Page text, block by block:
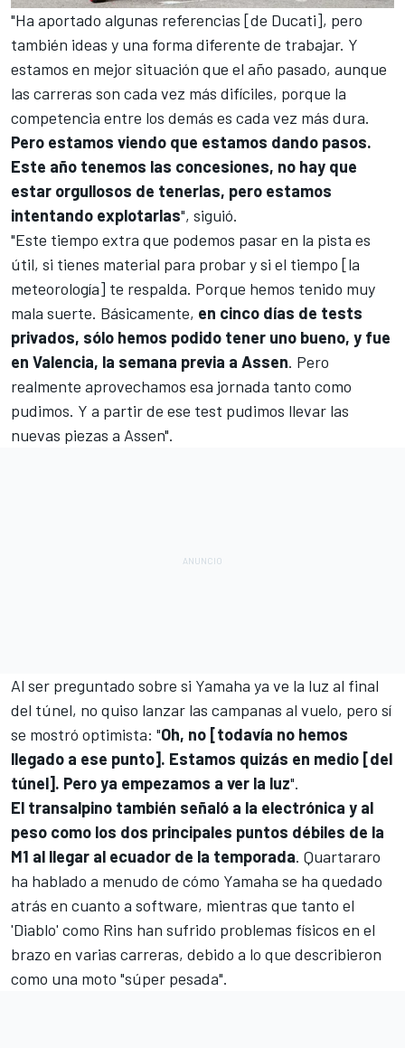
"Ha aportado algunas referencias [de Ducati], pero
también ideas y una forma diferente de trabajar. Y
estamos en mejor situación que el año pasado, aunque
las carreras son cada vez más difíciles, porque la
competencia entre los demás es cada vez más dura.
Pero estamos viendo que estamos dando pasos.
Este año tenemos las concesiones, no hay que
estar orgullosos de tenerlas, pero estamos
intentando explotarlas", siguió.
"Este tiempo extra que podemos pasar en la pista es
útil, si tienes material para probar y si el tiempo [la
meteorología] te respalda. Porque hemos tenido muy
mala suerte. Básicamente, en cinco días de tests
privados, sólo hemos podido tener uno bueno, y fue
en Valencia, la semana previa a Assen. Pero
realmente aprovechamos esa jornada tanto como
pudimos. Y a partir de ese test pudimos llevar las
nuevas piezas a Assen".
Al ser preguntado sobre si Yamaha ya ve la luz al final
del túnel, no quiso lanzar las campanas al vuelo, pero sí
se mostró optimista: "Oh, no [todavía no hemos
llegado a ese punto]. Estamos quizás en medio [del
túnel]. Pero ya empezamos a ver la luz".
El transalpino también señaló a la electrónica y al
peso como los dos principales puntos débiles de la
M1 al llegar al ecuador de la temporada. Quartararo
ha hablado a menudo de cómo Yamaha se ha quedado
atrás en cuanto a software, mientras que tanto el
'Diablo' como Rins han sufrido problemas físicos en el
brazo en varias carreras, debido a lo que describieron
como una moto "súper pesada".